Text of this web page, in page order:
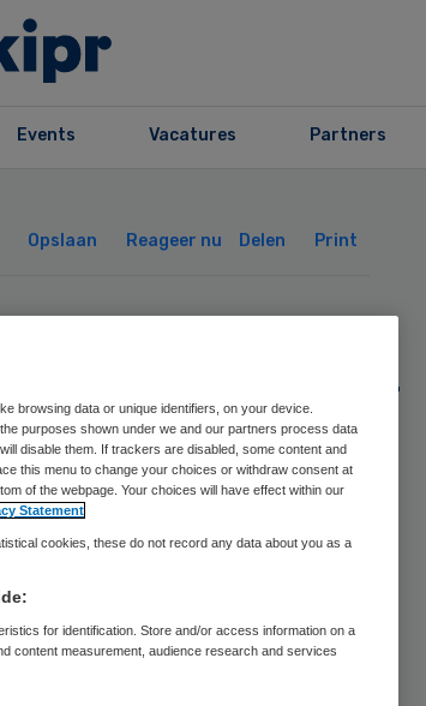
Events Vacatures Partners
Opslaan Reageer nu Delen Print
over op
browsing data or unique identifiers, on your device.
purposes shown under we and our partners process data
disable them. If trackers are disabled, some content and
this menu to change your choices or withdraw consent at
of the webpage. Your choices will have effect within our
Statement
cookies, these do not record any data about you as a
for identification. Store and/or access information on a
content measurement, audience research and services